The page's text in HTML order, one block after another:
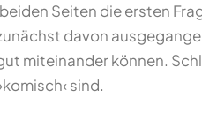
Seiten die ersten
davon
miteinander können.
sind.